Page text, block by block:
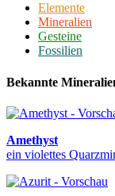
Elemente
Mineralien
Gesteine
Fossilien
Bekannte
Amethyst
ein violettes